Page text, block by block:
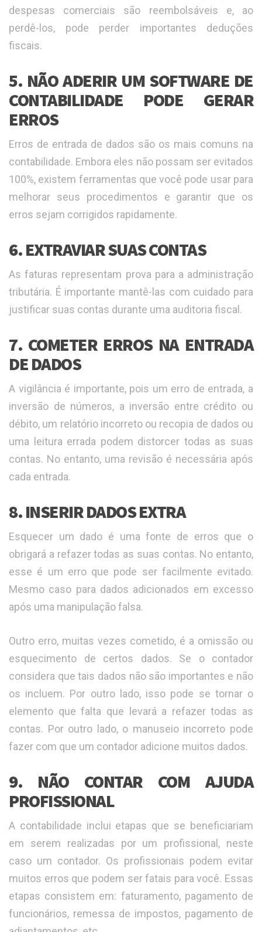
despesas comerciais são reembolsáveis ​​e, ao
perdê-los, pode perder importantes deduções
fiscais.
5. NÃO ADERIR UM SOFTWARE DE
CONTABILIDADE PODE GERAR
ERROS
Erros de entrada de dados são os mais comuns na
contabilidade. Embora eles não possam ser evitados
100%, existem ferramentas que você pode usar para
melhorar seus procedimentos e garantir que os
erros sejam corrigidos rapidamente.
6. EXTRAVIAR SUAS CONTAS
As faturas representam prova para a administração
tributária. É importante mantê-las com cuidado para
justificar suas contas durante uma auditoria fiscal.
7. COMETER ERROS NA ENTRADA
DE DADOS
A vigilância é importante, pois um erro de entrada, a
inversão de números, a inversão entre crédito ou
débito, um relatório incorreto ou recopia de dados ou
uma leitura errada podem distorcer todas as suas
contas. No entanto, uma revisão é necessária após
cada entrada.
8. INSERIR DADOS EXTRA
Esquecer um dado é uma fonte de erros que o
obrigará a refazer todas as suas contas. No entanto,
esse é um erro que pode ser facilmente evitado.
Mesmo caso para dados adicionados em excesso
após uma manipulação falsa.
Outro erro, muitas vezes cometido, é a omissão ou
esquecimento de certos dados. Se o contador
considera que tais dados não são importantes e não
os incluem. Por outro lado, isso pode se tornar o
elemento que falta que levará a refazer todas as
contas. Por outro lado, o manuseio incorreto pode
fazer com que um contador adicione muitos dados.
9. NÃO CONTAR COM AJUDA
PROFISSIONAL
A contabilidade inclui etapas que se beneficiariam
em serem realizadas por um profissional, neste
caso um contador. Os profissionais podem evitar
muitos erros que podem ser fatais para você. Essas
etapas consistem em: faturamento, pagamento de
funcionários, remessa de impostos, pagamento de